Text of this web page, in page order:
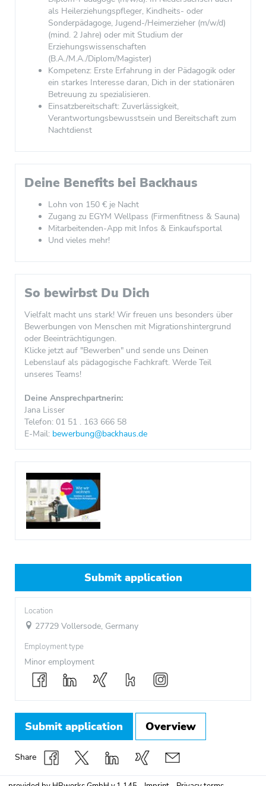
als Heilerziehungspfleger, Kindheits- oder
Sonderpädagoge, Jugend-/Heimerzieher (m/w/d)
(mind. 2 Jahre) oder mit Studium der
Erziehungswissenschaften
(B.A./M.A./Diplom/Magister)
Kompetenz: Erste Erfahrung in der Pädagogik oder
ein starkes Interesse daran, Dich in der stationären
Betreuung zu spezialisieren.
Einsatzbereitschaft: Zuverlässigkeit,
Verantwortungsbewusstsein und Bereitschaft zum
Nachtdienst
Deine Benefits bei Backhaus
Lohn von 150 € je Nacht
Zugang zu EGYM Wellpass (Firmenfitness & Sauna)
Mitarbeitenden-App mit Infos & Einkaufsportal
Und vieles mehr!
So bewirbst Du Dich
Vielfalt macht uns stark! Wir freuen uns besonders über
Bewerbungen von Menschen mit Migrationshintergrund
oder Beeinträchtigungen.
Klicke jetzt auf "Bewerben" und sende uns Deinen
Lebenslauf als pädagogische Fachkraft. Werde Teil
unseres Teams!
Deine Ansprechpartnerin:
Jana Lisser
Telefon: 01 51 . 163 666 58
E-Mail: bewerbung@backhaus.de
Submit application
Location
27729 Vollersode, Germany
Employment type
Minor employment
Submit application Overview
Share